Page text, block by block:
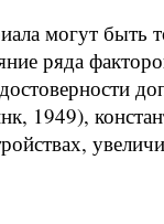
могут быть
ряда
1949),